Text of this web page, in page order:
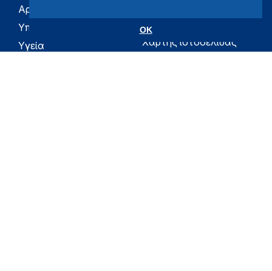
OK
Αρχική
Υπουργείο
Υγεία
Υγεία
Χάρτης ιστοσελίδας